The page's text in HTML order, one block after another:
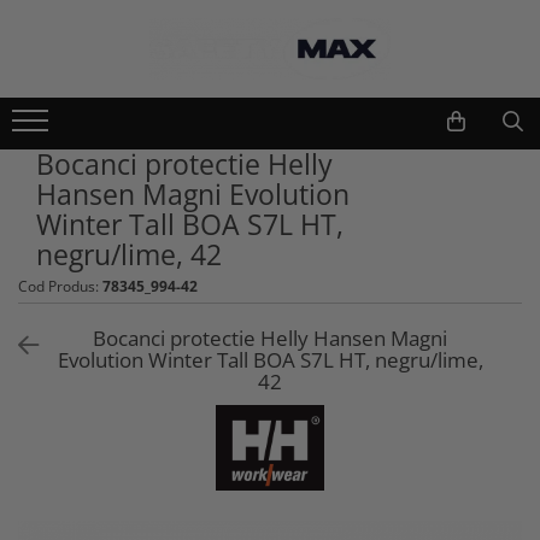
Imbracaminte lucru
Geci
Camasi
Bluze si hanorace
Tricouri
Caciuli si gulere
Pantaloni si salopete
Pelerine
Unelte gradinarit
Atomizoare si stropitori
Cultivatoare
Seturi unelte gradinarit
Plantatoare
Foarfeci gradinarit
Macete si seceri
Pistoale de udat si aspersoare
Bocanci protectie Helly
Hansen Magni Evolution
Winter Tall BOA S7L HT,
negru/lime, 42
Cod Produs: 78345_994-42
Bocanci protectie Helly Hansen Magni
Evolution Winter Tall BOA S7L HT, negru/lime,
42